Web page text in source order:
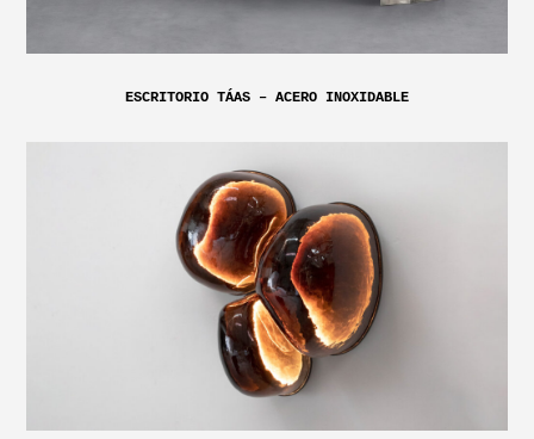
ESCRITORIO TÁAS – ACERO INOXIDABLE